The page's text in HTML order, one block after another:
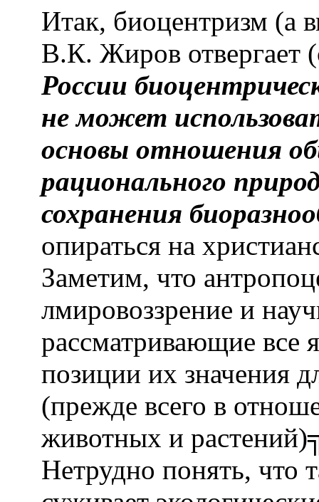
Итак, биоцентризм (а
В.К. Жиров отвергает
России
не может
основы отношения
рационального
сохранения
опираться на
Заметим, что
лмировоззрение и
рассматривающие все
позиции их значения
(прежде всего в
животных и
Нетрудно понять, что